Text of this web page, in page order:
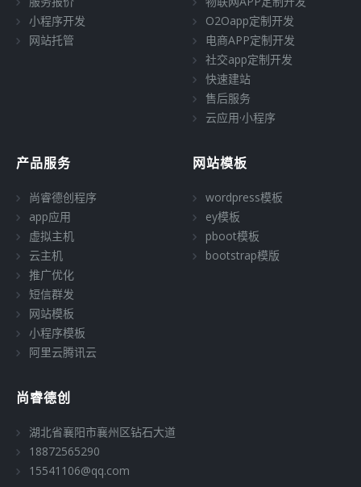
小程序开发
网站托管
O2Oapp定制开发
电商APP定制开发
社交app定制开发
快速建站
售后服务
云应用·小程序
产品服务
尚睿德创程序
app应用
虚拟主机
云主机
推广优化
短信群发
网站模板
小程序模板
阿里云腾讯云
网站模板
wordpress模板
ey模板
pboot模板
bootstrap模版
尚睿德创
湖北省襄阳市襄州区钻石大道
18872565290
15541106@qq.com